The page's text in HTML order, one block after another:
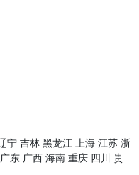
宁 吉林 黑龙江 上海 江苏 浙
广东 广西 海南 重庆 四川 贵